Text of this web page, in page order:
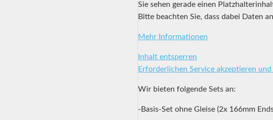
Sie sehen gerade einen
Bitte beachten Sie, dass dabei Daten
Mehr Informationen
Inhalt entsperren
Erforderlichen Service akzeptieren
Wir bieten folgende Sets an:
-Basis-Set ohne Gleise (2x 166mm